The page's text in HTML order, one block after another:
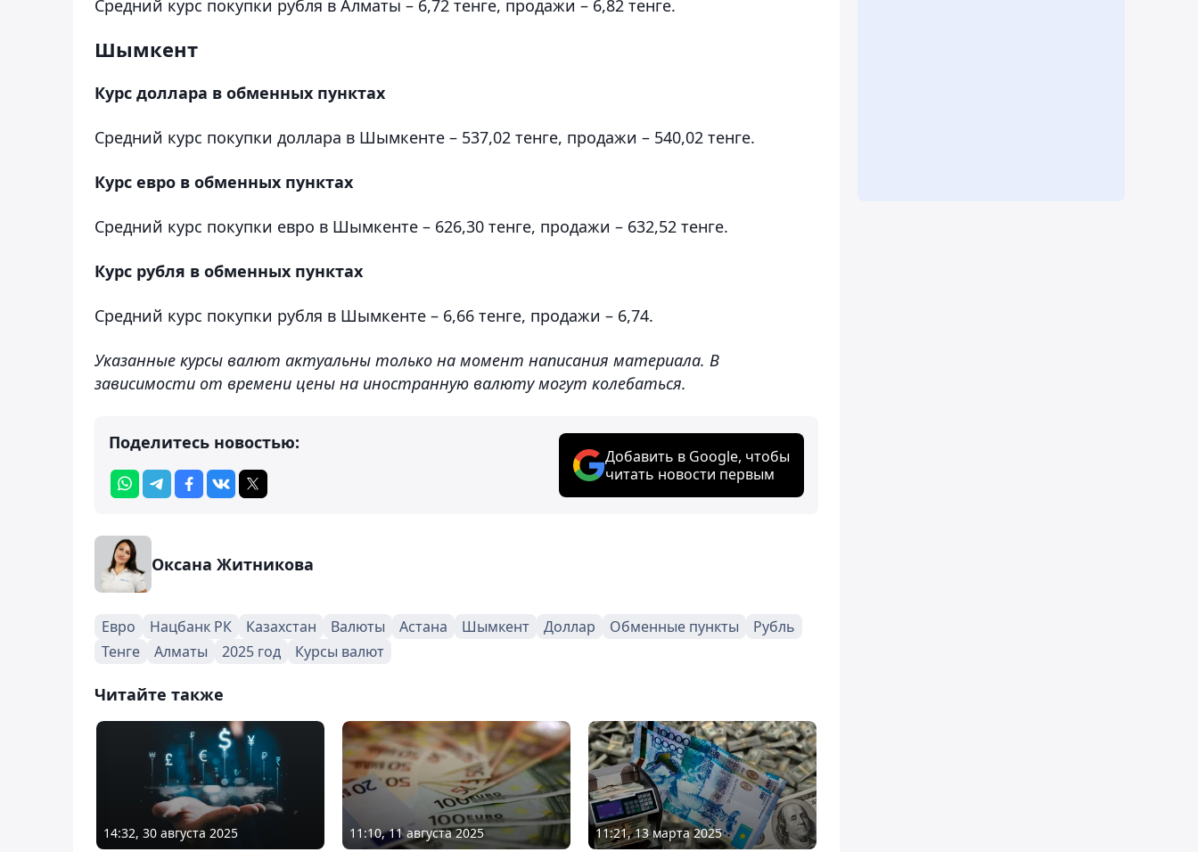
Средний курс покупки рубля в Алматы – 6,72 тенге, продажи – 6,82 тенге.
Шымкент
Курс доллара в обменных пунктах
Средний курс покупки доллара в Шымкенте – 537,02 тенге, продажи – 540,02 тенге.
Курс евро в обменных пунктах
Средний курс покупки евро в Шымкенте – 626,30 тенге, продажи – 632,52 тенге.
Курс рубля в обменных пунктах
Средний курс покупки рубля в Шымкенте – 6,66 тенге, продажи – 6,74.
Указанные курсы валют актуальны только на момент написания материала. В
зависимости от времени цены на иностранную валюту могут колебаться.
Поделитесь новостью:
Добавить в Google, чтобы
читать новости первым
Оксана Житникова
Евро Нацбанк РК Казахстан Валюты Астана Шымкент Доллар Обменные пункты
Рубль
Тенге
Алматы 2025 год Курсы валют
Читайте также
14:32, 30 августа 2025 11:10, 11 августа 2025 11:21, 13 марта 2025